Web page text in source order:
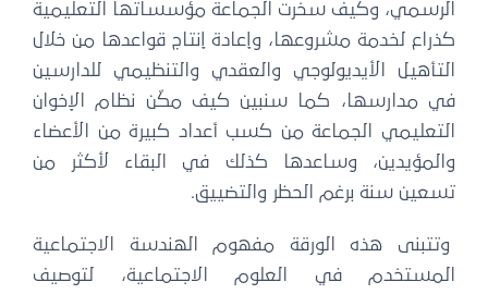
الرسمي، وكيف سخرت الجماعة مؤسساتها التعليمية
كذراع لخدمة مشروعها، وإعادة إنتاج قواعدها من خلال
التأهيل الأيديولوجي والعقدي والتنظيمي للدارسين
في مدارسها، كما سنبين كيف مكّن نظام الإخوان
التعليمي الجماعة من كسب أعداد كبيرة من الأعضاء
والمؤيدين، وساعدها كذلك في البقاء لأكثر من
تسعين سنة برغم الحظر والتضييق.
وتتبنى هذه الورقة مفهوم الهندسة الاجتماعية
المستخدم في العلوم الاجتماعية، لتوصيف